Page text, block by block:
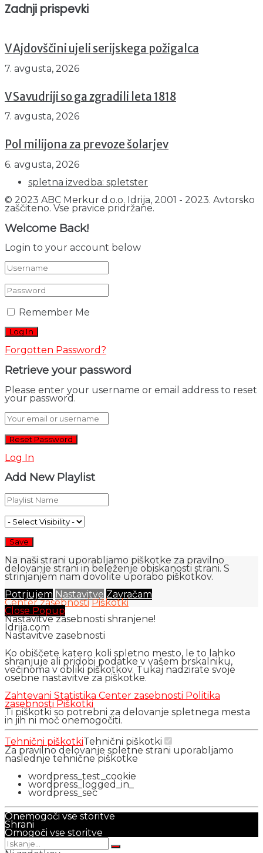
Zadnji prispevki
V Ajdovščini ujeli serijskega požigalca
7. avgusta, 2026
V Savudriji so ga zgradili leta 1818
7. avgusta, 2026
Pol milijona za prevoze šolarjev
6. avgusta, 2026
spletna izvedba: spletster
© 2023 ABC Merkur d.o.o. Idrija, 2001 - 2023. Avtorsko
zaščiteno. Vse pravice pridržane.
Welcome Back!
Login to your account below
Remember Me
Forgotten Password?
Retrieve your password
Please enter your username or email address to reset
your password.
Log In
Add New Playlist
Na naši strani uporabljamo piškotke za pravilno
delovanje strani in beleženje obiskanosti strani. S
strinjanjem nam dovolite uporabo piškotkov.
Potrjujem Nastavitve Zavračam
Center zasebnosti Piškotki
Close Popup
Nastavitve zasebnosti shranjene!
Idrija.com
Nastavitve zasebnosti
Ko obiščete katero koli spletno mesto, le to lahko
shranjuje ali pridobi podatke v vašem brskalniku,
večinoma v obliki piškotkov. Tukaj nadzirate svoje
osebne nastavitve za piškotke.
Zahtevani Statistika Center zasebnosti Politika
zasebnostiPiškotki
Ti piškotki so potrebni za delovanje spletnega mesta
in jih ni moč onemogočiti.
Tehnični piškotkiTehnični piškotki
Za pravilno delovanje spletne strani uporabljamo
naslednje tehnične piškotke
wordpress_test_cookie
wordpress_logged_in_
wordpress_sec
Onemogoči vse storitve
Shrani
Omogoči vse storitve